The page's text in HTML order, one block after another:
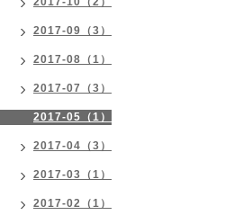
2017-09（3）
2017-08（1）
2017-07（3）
2017-05（1）
2017-04（3）
2017-03（1）
2017-02（1）